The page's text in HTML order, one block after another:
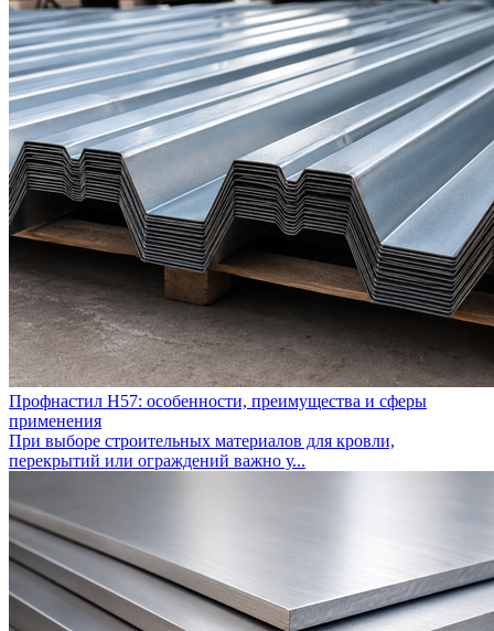
Профнастил Н57: особенности, преимущества и сферы
применения
При выборе строительных материалов для кровли,
перекрытий или ограждений важно у...